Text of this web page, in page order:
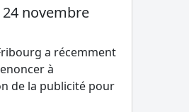
novembre
a récemment
à
de la publicité pour